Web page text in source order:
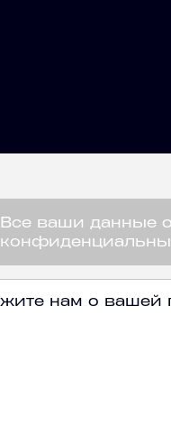
Все ваши данные